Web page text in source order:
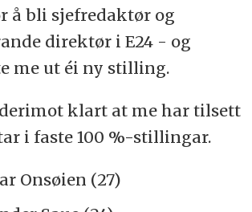
å bli sjefredaktør og
direktør i E24 - og
me ut éi ny stilling.
klart at me har tilsett
i faste 100 %-stillingar.
Onsøien (27)